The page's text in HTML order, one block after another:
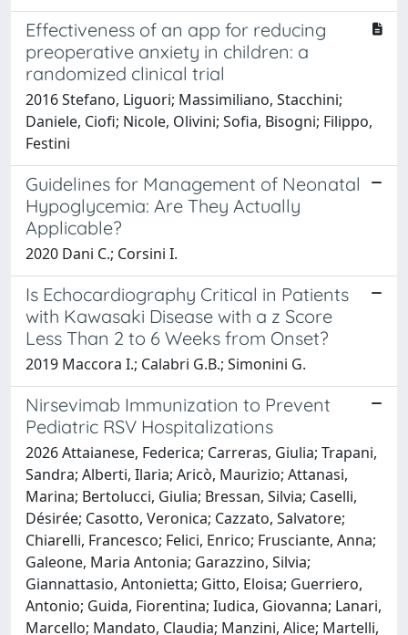
Effectiveness of an app for reducing
preoperative anxiety in children: a
randomized clinical trial
2016 Stefano, Liguori; Massimiliano, Stacchini;
Daniele, Ciofi; Nicole, Olivini; Sofia, Bisogni; Filippo,
Festini
Guidelines for Management of Neonatal
Hypoglycemia: Are They Actually
Applicable?
2020 Dani C.; Corsini I.
Is Echocardiography Critical in Patients
with Kawasaki Disease with a z Score
Less Than 2 to 6 Weeks from Onset?
2019 Maccora I.; Calabri G.B.; Simonini G.
Nirsevimab Immunization to Prevent
Pediatric RSV Hospitalizations
2026 Attaianese, Federica; Carreras, Giulia; Trapani,
Sandra; Alberti, Ilaria; Aricò, Maurizio; Attanasi,
Marina; Bertolucci, Giulia; Bressan, Silvia; Caselli,
Désirée; Casotto, Veronica; Cazzato, Salvatore;
Chiarelli, Francesco; Felici, Enrico; Frusciante, Anna;
Galeone, Maria Antonia; Garazzino, Silvia;
Giannattasio, Antonietta; Gitto, Eloisa; Guerriero,
Antonio; Guida, Fiorentina; Iudica, Giovanna; Lanari,
Marcello; Mandato, Claudia; Manzini, Alice; Martelli,